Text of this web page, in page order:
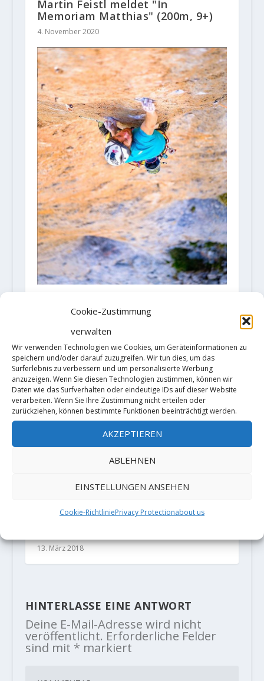
Cookie-Zustimmung
verwalten
Wir verwenden Technologien wie Cookies, um Geräteinformationen zu
speichern und/oder darauf zuzugreifen. Wir tun dies, um das
Surferlebnis zu verbessern und um personalisierte Werbung
anzuzeigen. Wenn Sie diesen Technologien zustimmen, können wir
Daten wie das Surfverhalten oder eindeutige IDs auf dieser Website
verarbeiten. Wenn Sie Ihre Zustimmung nicht erteilen oder
zurückziehen, können bestimmte Funktionen beeinträchtigt werden.
AKZEPTIEREN
ABLEHNEN
EINSTELLUNGEN ANSEHEN
Cookie-RichtliniePrivacy Protectionabout us
Martin Feistl meldet "In
Memoriam Matthias" (200m, 9+)
4. November 2020
(8c, 500m, 13 SL)
5. August 2020
„Join the Train“ oder Klettern im
13. März 2018
HINTERLASSE EINE ANTWORT
Deine E-Mail-Adresse wird nicht
veröffentlicht. Erforderliche Felder
sind mit * markiert